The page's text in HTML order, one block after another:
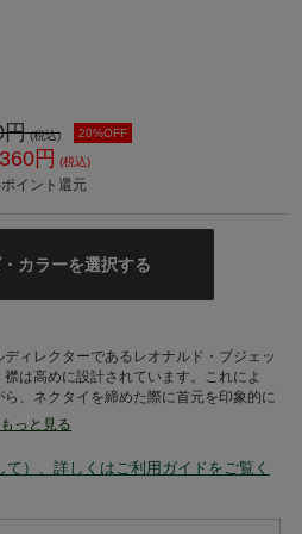
円 (税込) 20%OFF
円 (税込)
ポイント還元
カラーを選択する
ィレクターであるレオナルド・ブジェッ
は高めに設計されています。これによ
、ネクタイを締めた際に首元を印象的に
仕様に変更され、モダンなビジネススタ
います。
ツは、エジプト超長綿から生まれる滑ら
徴です。また、シルケット加工が施され
もっと見る
）、詳しくはご利用ガイドをご覧く